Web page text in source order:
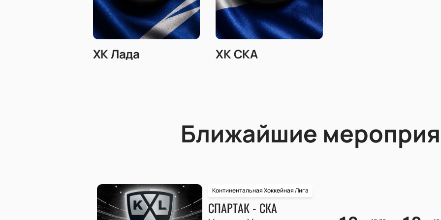
ХК Лада ХК СКА
Ближайшие
Континентальная Хоккейная Лига
СПАРТАК - СКА